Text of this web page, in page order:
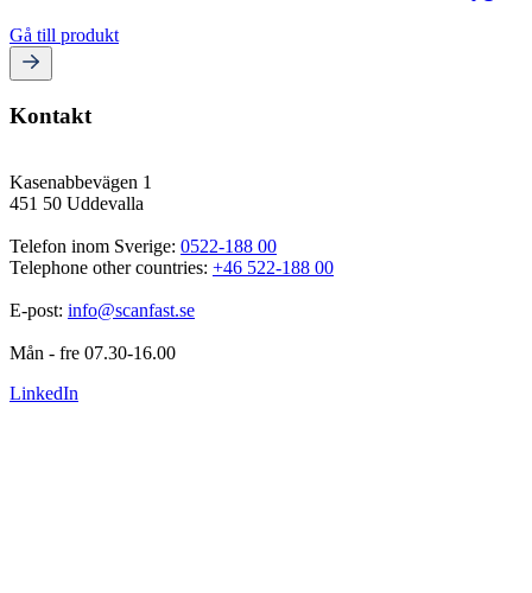
Gå till produkt
Kontakt
Kasenabbevägen 1
451 50 Uddevalla
Telefon inom Sverige: 0522-188 00
Telephone other countries: +46 522-188 00
E-post: info@scanfast.se
Mån - fre 07.30-16.00
LinkedIn